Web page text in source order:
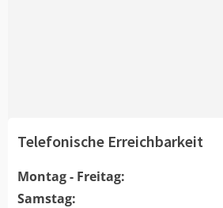
Telefonische Erreichbarkeit
Montag - Freitag:
Samstag: